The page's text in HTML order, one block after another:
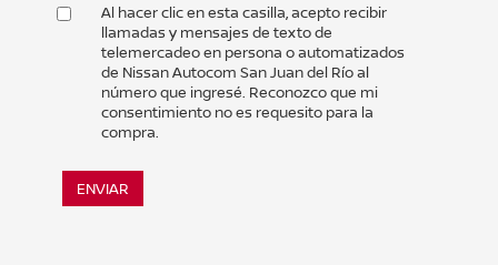
Al hacer clic en esta casilla, acepto recibir
llamadas y mensajes de texto de
telemercadeo en persona o automatizados
de Nissan Autocom San Juan del Río al
número que ingresé. Reconozco que mi
consentimiento no es requesito para la
compra.
ENVIAR